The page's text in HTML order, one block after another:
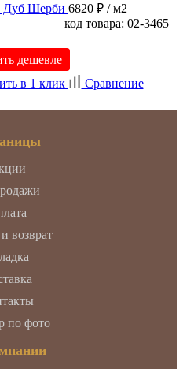
Дуб Шерби 6820 ₽ / м2
код товара: 02-3465
дешевле
в 1 клик
Сравнение
возврат
по фото